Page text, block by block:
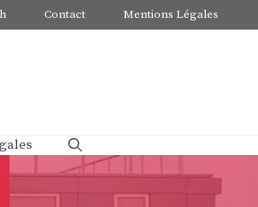
Contact Mentions Légales